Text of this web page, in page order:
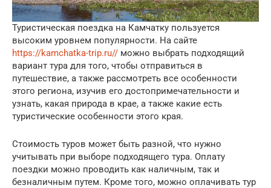
Туристическая поездка на Камчатку пользуется
высоким уровнем популярности. На сайте
https://kamchatka-trip.ru// можно выбрать подходящий
вариант тура для того, чтобы отправиться в
путешествие, а также рассмотреть все особенности
этого региона, изучив его достопримечательности и
узнать, какая природа в крае, а также какие есть
туристические особенности этого края.
Стоимость туров может быть разной, что нужно
учитывать при выборе подходящего тура. Оплату
поездки можно проводить как наличным, так и
безналичным путем. Кроме того, можно оплачивать тур